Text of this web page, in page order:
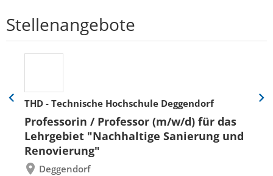
Stellenangebote
THD - Technische Hochschule Deggendorf
Professorin / Professor (m/w/d) für das
Lehrgebiet "Nachhaltige Sanierung und
Renovierung"
Deggendorf
Eine
zurück
Eine